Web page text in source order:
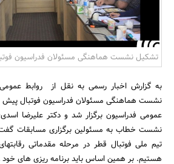
تشکیل نشست هماهنگی مسئولان فدراسیون
به گزارش اخبار رسمی به نقل از روابط
نشست هماهنگی مسئولان فدراسیون فوتبال پیش
عمومی فدراسیون برگزار شد و دکتر علیرضا
هستیم. بر همین اساس باید برنامه ریزی های خود